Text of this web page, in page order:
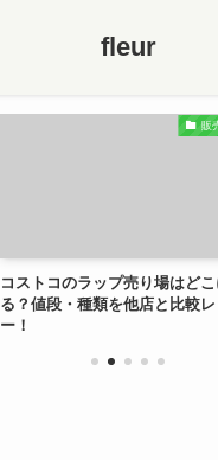
fleur
販
コストコのラップ売り場はど
る？値段・種類を他店と比較レ
ー！